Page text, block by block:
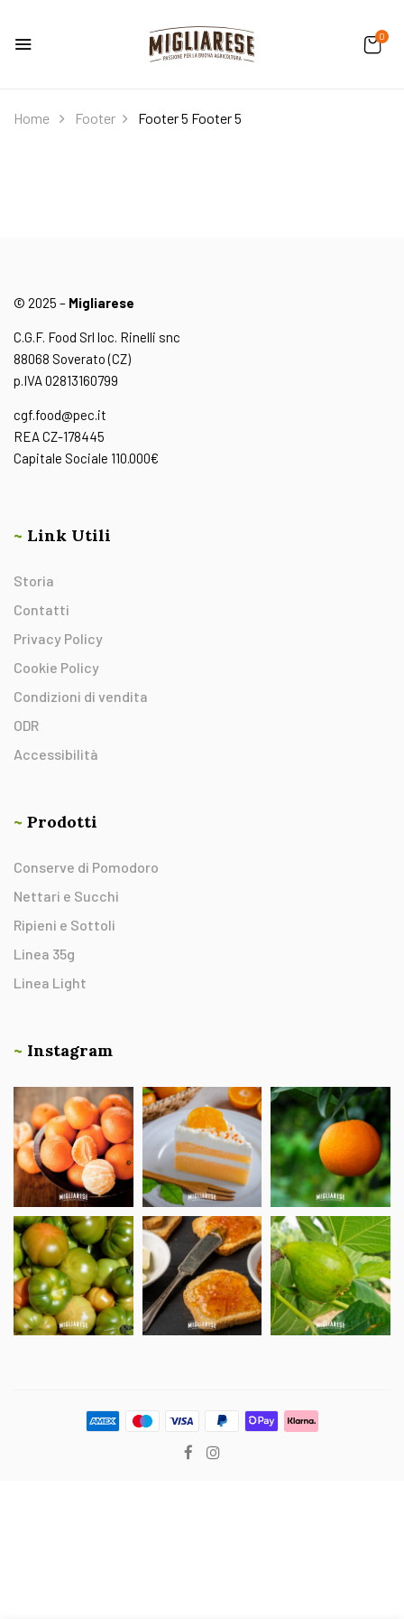
0
Home Footer Footer 5 Footer 5
© 2025 – Migliarese
C.G.F. Food Srl loc. Rinelli snc
88068 Soverato (CZ)
p.IVA 02813160799
cgf.food@pec.it
REA CZ-178445
Capitale Sociale 110.000€
~ Link Utili
Storia
Contatti
Privacy Policy
Cookie Policy
Condizioni di vendita
ODR
Accessibilità
~ Prodotti
Conserve di Pomodoro
Nettari e Succhi
Ripieni e Sottoli
Linea 35g
Linea Light
~ Instagram